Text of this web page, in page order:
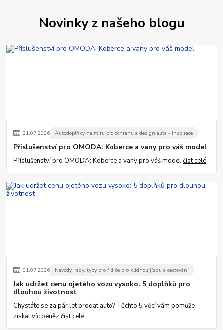
Novinky z našeho blogu
21.07.2026 Autodoplňky na míru pro ochranu a design auta - inspirace
Příslušenství pro OMODA: Koberce a vany pro váš model
Příslušenství pro OMODA: Koberce a vany pro váš modelčíst celé
01.07.2026 Návody, rady, typy pro řidiče pro klidnou jízdu a cestování
Jak udržet cenu ojetého vozu vysoko: 5 doplňků pro
dlouhou životnost
Chystáte se za pár let prodat auto? Těchto 5 věcí vám pomůže
získat víc penězčíst celé